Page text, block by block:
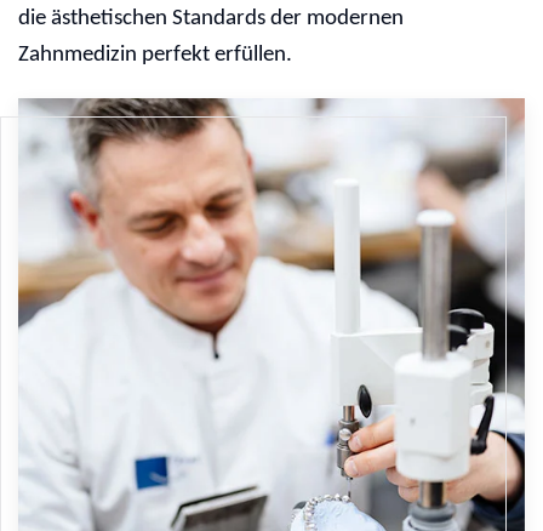
die ästhetischen Standards der modernen
Zahnmedizin perfekt erfüllen.